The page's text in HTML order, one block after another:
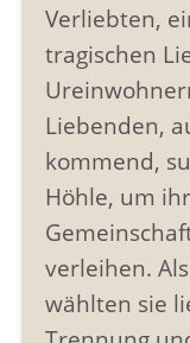
Verliebten,
tragischen
Liebenden,
kommend,
Höhle, um
verleihen.
wählten sie